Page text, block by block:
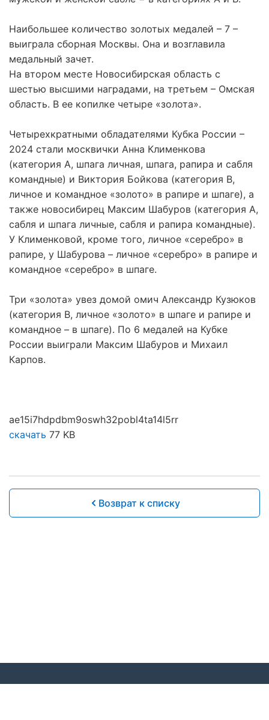
Наибольшее количество золотых медалей – 7 –
выиграла сборная Москвы. Она и возглавила
медальный зачет.
На втором месте Новосибирская область с
шестью высшими наградами, на третьем – Омская
область. В ее копилке четыре «золота».
Четырехкратными обладателями Кубка России –
2024 стали москвички Анна Клименкова
(категория А, шпага личная, шпага, рапира и сабля
командные) и Виктория Бойкова (категория В,
личное и командное «золото» в рапире и шпаге), а
также новосибирец Максим Шабуров (категория А,
сабля и шпага личные, сабля и рапира командные).
У Клименковой, кроме того, личное «серебро» в
рапире, у Шабурова – личное «серебро» в рапире и
командное «серебро» в шпаге.
Три «золота» увез домой омич Александр Кузюков
(категория В, личное «золото» в шпаге и рапире и
командное – в шпаге). По 6 медалей на Кубке
России выиграли Максим Шабуров и Михаил
Карпов.
ae15i7hdpdbm9oswh32pobl4ta14l5rr
скачать 77 KB
Возврат к списку